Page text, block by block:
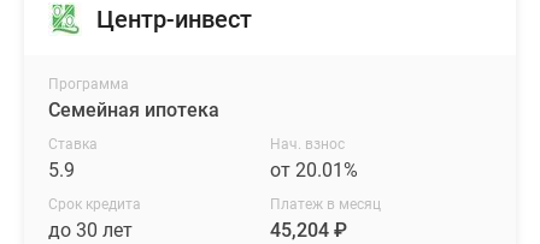
Центр-инвест
Программа
Семейная ипотека
Ставка
5.9
Нач. взнос
от 20.01%
Срок кредита
до 30 лет
Платеж в месяц
45,204 ₽